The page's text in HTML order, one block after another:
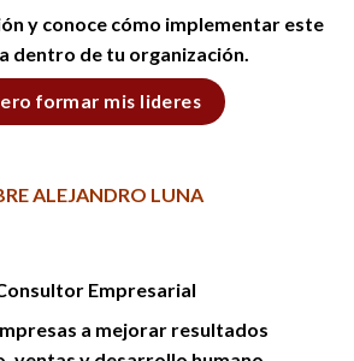
y conoce cómo implementar este
dentro de tu organización.
formar mis lideres
ALEJANDRO LUNA
Empresarial
a mejorar resultados